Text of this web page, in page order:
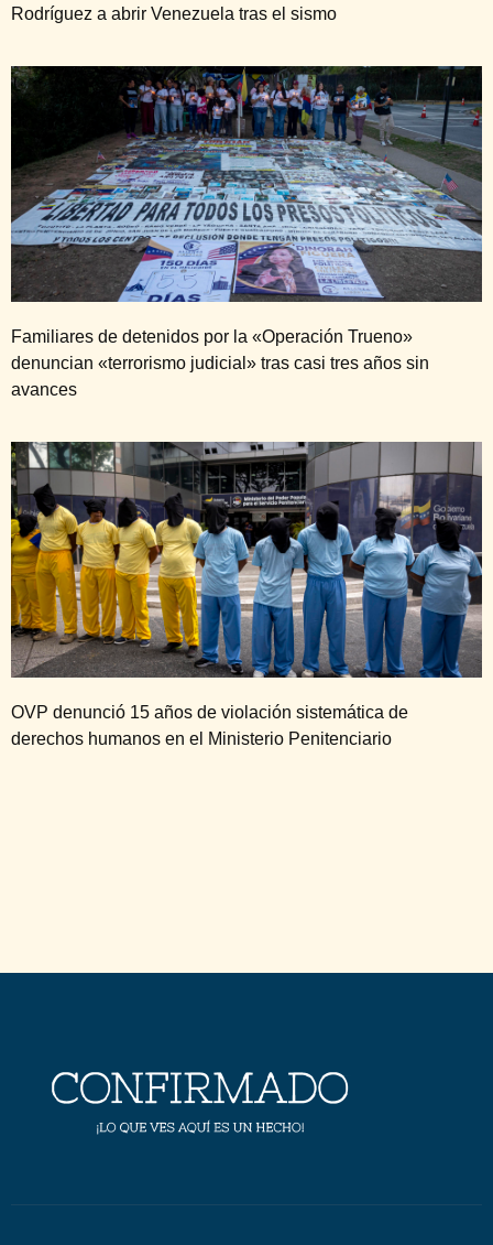
Rodríguez a abrir Venezuela tras el sismo
Familiares de detenidos por la «Operación Trueno»
denuncian «terrorismo judicial» tras casi tres años sin
avances
OVP denunció 15 años de violación sistemática de
derechos humanos en el Ministerio Penitenciario